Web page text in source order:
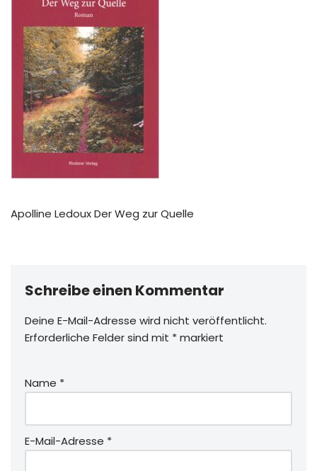
Apolline Ledoux Der Weg zur Quelle
Schreibe einen Kommentar
Deine E-Mail-Adresse wird nicht veröffentlicht.
Erforderliche Felder sind mit *markiert
Name *
E-Mail-Adresse *